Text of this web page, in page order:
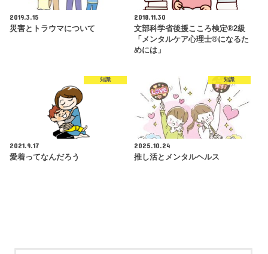
2019.3.15
災害とトラウマについて
2018.11.30
文部科学省後援こころ検定®2級
「メンタルケア心理士®になるた
めには」
知識
2021.9.17
愛着ってなんだろう
知識
2025.10.24
推し活とメンタルヘルス